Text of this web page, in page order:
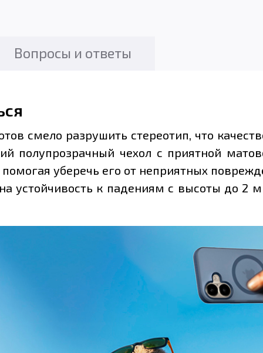
Вопросы и ответы
смело разрушить стереотип, что
полупрозрачный чехол с приятной
уберечь его от неприятных
устойчивость к падениям с высоты до 2